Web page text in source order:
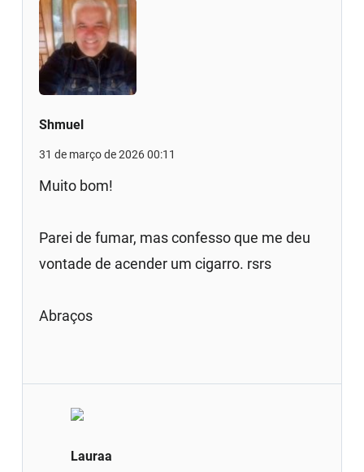
Shmuel
31 de março de 2026 00:11
Muito bom!
Parei de fumar, mas confesso que me deu
vontade de acender um cigarro. rsrs
Abraços
Lauraa